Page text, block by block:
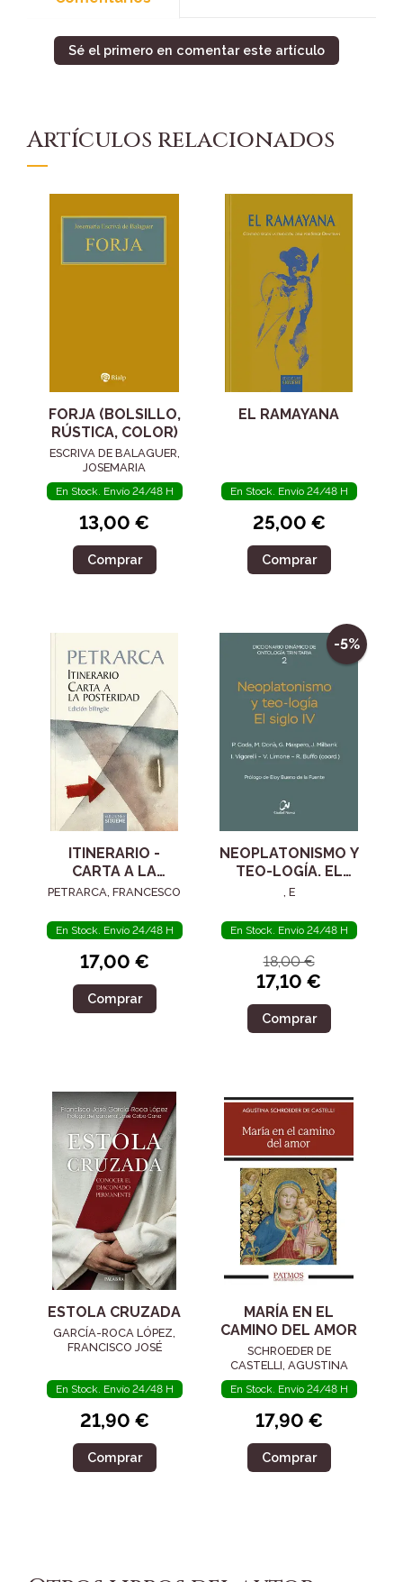
Sé el primero en comentar este artículo
Artículos relacionados
FORJA (BOLSILLO,
RÚSTICA, COLOR)
ESCRIVA DE BALAGUER,
JOSEMARIA
En Stock. Envío 24/48 H
13,00 €
Comprar
EL RAMAYANA
En Stock. Envío 24/48 H
25,00 €
Comprar
ITINERARIO -
CARTA A LA
POSTERIDAD
PETRARCA, FRANCESCO
En Stock. Envío 24/48 H
17,00 €
Comprar
-5%
NEOPLATONISMO Y
TEO-LOGÍA. EL
SIGLO IV
, E
En Stock. Envío 24/48 H
18,00 €
17,10 €
Comprar
ESTOLA CRUZADA
GARCÍA-ROCA LÓPEZ,
FRANCISCO JOSÉ
En Stock. Envío 24/48 H
21,90 €
Comprar
MARÍA EN EL
CAMINO DEL AMOR
SCHROEDER DE
CASTELLI, AGUSTINA
En Stock. Envío 24/48 H
17,90 €
Comprar